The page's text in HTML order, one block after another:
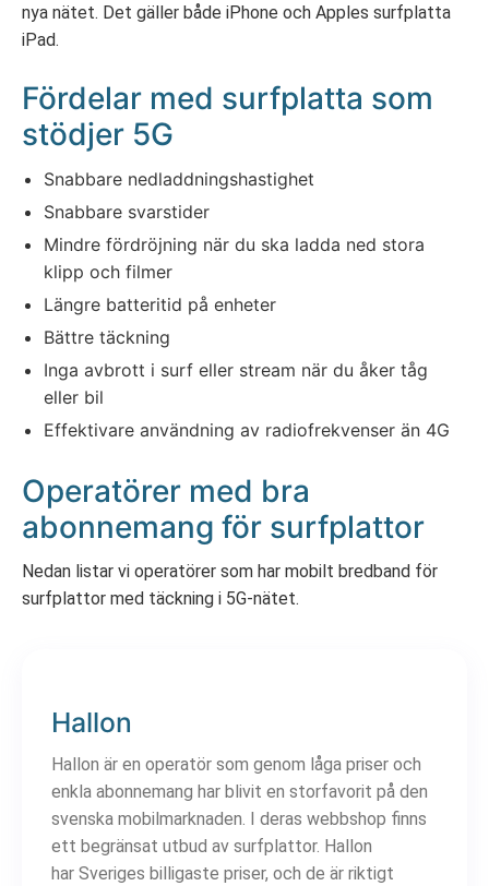
nya nätet. Det gäller både iPhone och Apples surfplatta
iPad.
Fördelar med surfplatta som
stödjer 5G
Snabbare nedladdningshastighet
Snabbare svarstider
Mindre fördröjning när du ska ladda ned stora
klipp och filmer
Längre batteritid på enheter
Bättre täckning
Inga avbrott i surf eller stream när du åker tåg
eller bil
Effektivare användning av radiofrekvenser än 4G
Operatörer med bra
abonnemang för surfplattor
Nedan listar vi operatörer som har mobilt bredband för
surfplattor med täckning i 5G-nätet.
Hallon
Hallon är en operatör som genom låga priser och
enkla abonnemang har blivit en storfavorit på den
svenska mobilmarknaden. I deras webbshop finns
ett begränsat utbud av surfplattor. Hallon
har Sveriges billigaste priser, och de är riktigt